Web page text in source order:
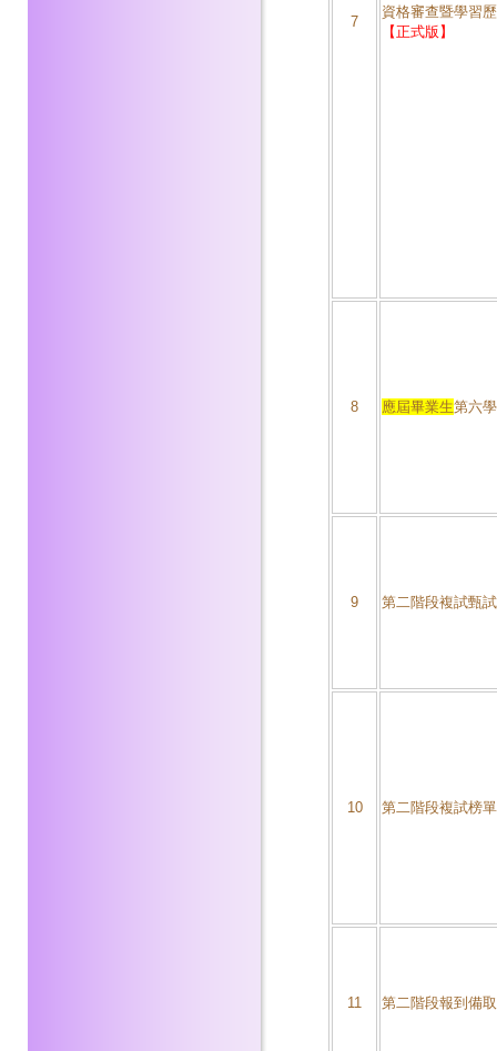
7
資格審查暨學習
【正式版】
8 應屆畢業生第六
9 第二階段複試甄
10 第二階段複試榜
11 第二階段報到備